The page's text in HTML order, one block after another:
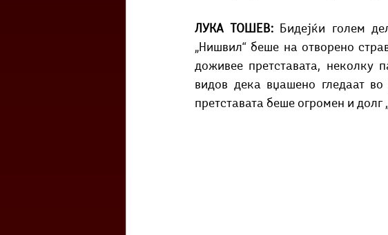
ЛУКА ТОШЕВ: Бидејќи голем
„Нишвил“ беше на отворено
доживее претставата, неколку
видов дека вџашено гледаат
претставата беше огромен и долг